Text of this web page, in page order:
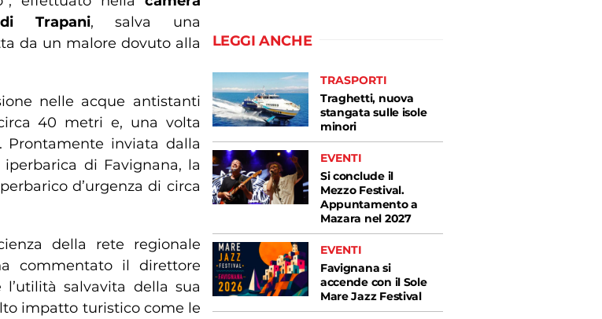
Trapani, salva una
da un malore dovuto alla
nelle acque antistanti
40 metri e, una volta
Prontamente inviata dalla
di Favignana, la
d’urgenza di circa
della rete regionale
commentato il direttore
salvavita della sua
impatto turistico come le
LEGGI ANCHE
TRASPORTI
Traghetti, nuova
stangata sulle isole
minori
EVENTI
Si conclude il
Mezzo Festival.
Appuntamento a
Mazara nel 2027
EVENTI
Favignana si
accende con il Sole
Mare Jazz Festival